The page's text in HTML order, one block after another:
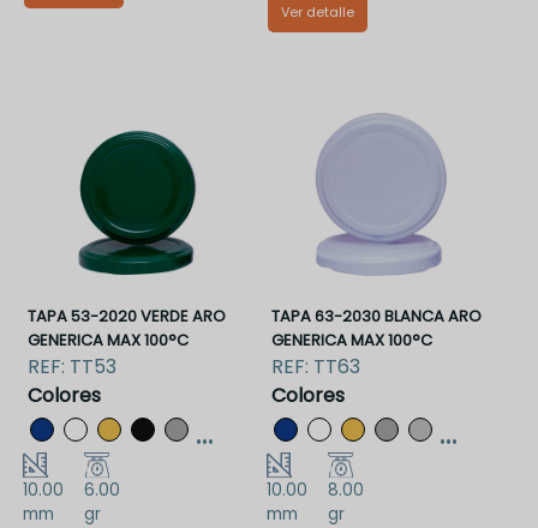
Ver detalle
TAPA 53-2020 VERDE ARO
GENERICA MAX 100°C
REF: TT53
Colores
...
10.00
mm
6.00
gr
TAPA 63-2030 BLANCA ARO
GENERICA MAX 100°C
REF: TT63
Colores
...
10.00
mm
8.00
gr